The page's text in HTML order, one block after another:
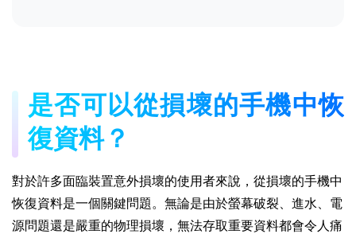
是否可以從損壞的手機中恢
復資料？
對於許多面臨裝置意外損壞的使用者來說，從損壞的手機中
恢復資料是一個關鍵問題。無論是由於螢幕破裂、進水、電
源問題還是嚴重的物理損壞，無法存取重要資料都會令人痛